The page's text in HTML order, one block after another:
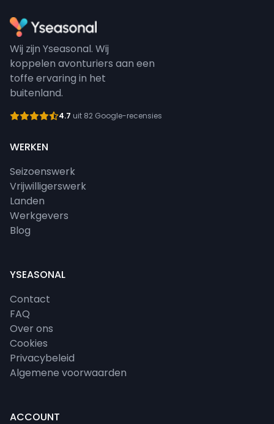
Wij zijn Yseasonal. Wij
koppelen avonturiers aan een
toffe ervaring in het
buitenland.
4.7 uit 82 Google-recensies
WERKEN
Seizoenswerk
Vrijwilligerswerk
Landen
Werkgevers
Blog
YSEASONAL
Contact
FAQ
Over ons
Cookies
Privacybeleid
Algemene voorwaarden
ACCOUNT